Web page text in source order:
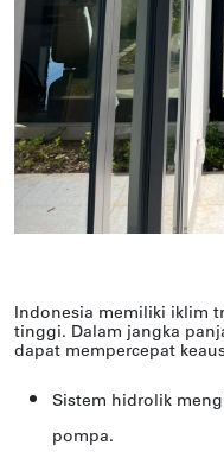
Indonesia memiliki iklim
tinggi. Dalam jangka
dapat mempercepat
Sistem hidrolik
pompa.